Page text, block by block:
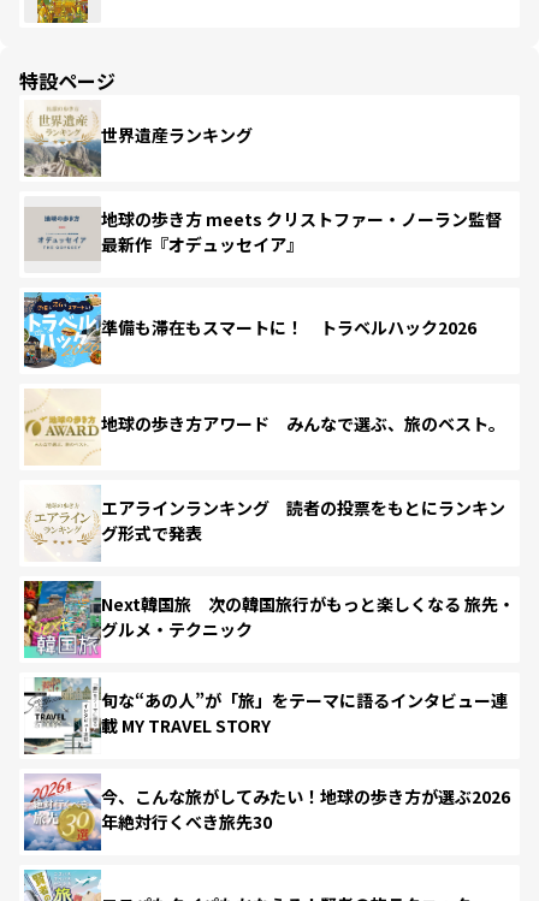
特設ページ
世界遺産ランキング
地球の歩き方 meets クリストファー・ノーラン監督
最新作『オデュッセイア』
準備も滞在もスマートに！ トラベルハック2026
地球の歩き方アワード みんなで選ぶ、旅のベスト。
エアラインランキング 読者の投票をもとにランキン
グ形式で発表
Next韓国旅 次の韓国旅行がもっと楽しくなる 旅先・
グルメ・テクニック
旬な“あの人”が「旅」をテーマに語るインタビュー連
載 MY TRAVEL STORY
今、こんな旅がしてみたい！地球の歩き方が選ぶ2026
年絶対行くべき旅先30